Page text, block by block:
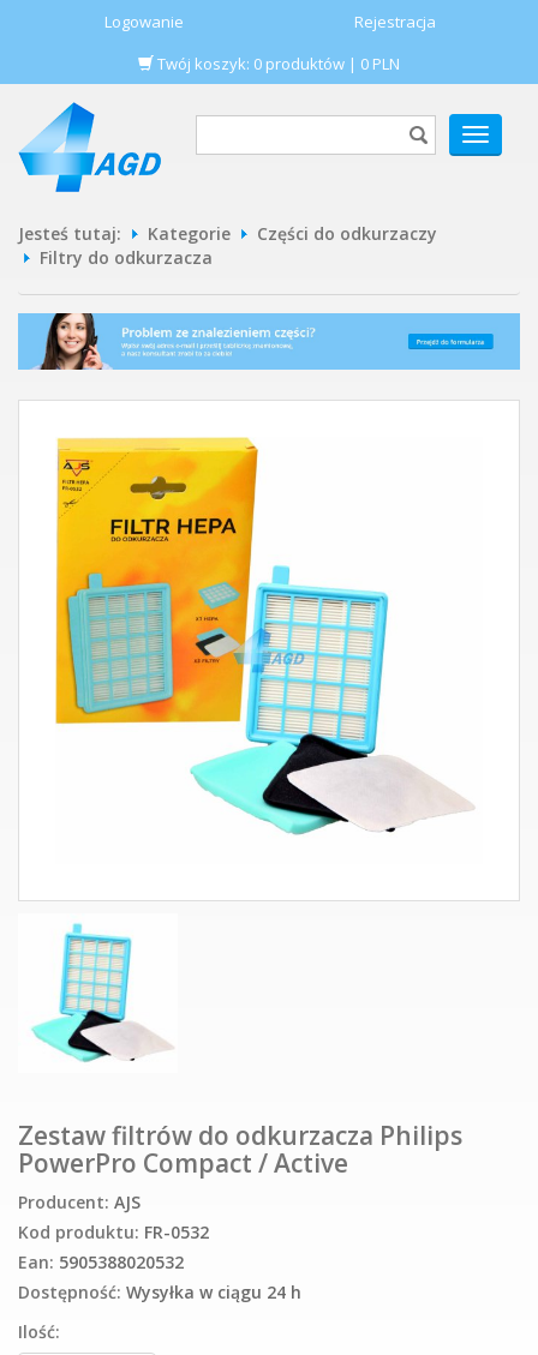
Logowanie
Rejestracja
Twój koszyk: 0 produktów | 0 PLN
POKAŻ
MENU
Jesteś tutaj: Kategorie
Części do odkurzaczy
Filtry do odkurzacza
Zestaw filtrów do odkurzacza Philips
PowerPro Compact / Active
Producent: AJS
Kod produktu: FR-0532
Ean: 5905388020532
Dostępność: Wysyłka w ciągu 24 h
Ilość: